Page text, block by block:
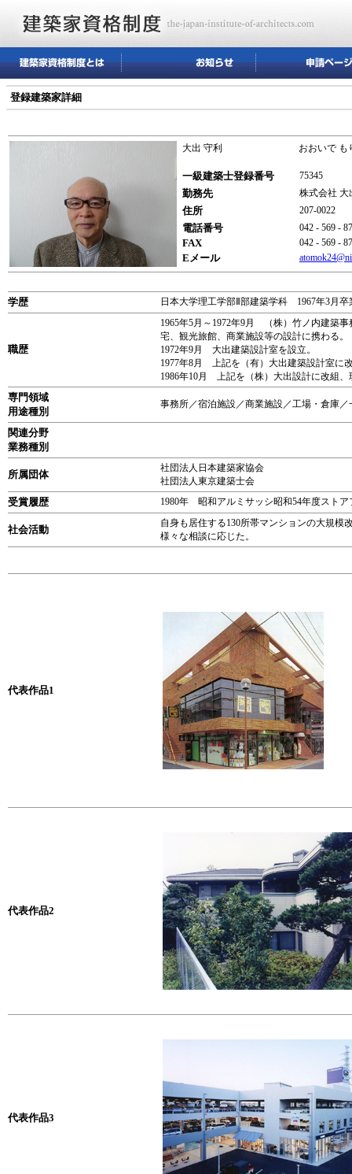
登録建築家詳細
大出 守利 おおいで も
一級建築士登録番号 75345
勤務先 株式会社
住所 207-0022
電話番号 042 - 569 -
FAX 042 - 569 -
Eメール
学歴 日本大学理工学部Ⅱ部建築学科 1967年3月卒
職歴
1965年5月～1972年9月 （株）竹ノ内建築
宅、観光旅館、商業施設等の設計に携わる。
1972年9月 大出建築設計室を設立。
1977年8月 上記を（有）大出建築設計室に
1986年10月 上記を（株）大出設計に改組、
専門領域
用途種別
事務所／宿泊施設／商業施設／工場・倉庫
関連分野
業務種別
所属団体
社団法人日本建築家協会
社団法人東京建築士会
受賞履歴 1980年 昭和アルミサッシ昭和54年度ストア
社会活動
自身も居住する130所帯マンションの大規模
様々な相談に応じた。
代表作品1
代表作品2
代表作品3